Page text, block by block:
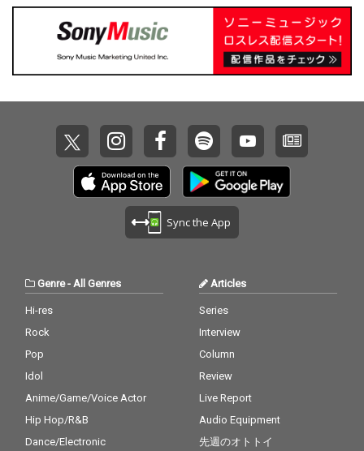
Sync the App
Genre-All Genres
Hi-res
Rock
Pop
Idol
Anime/Game/Voice Actor
Hip Hop/R&B
Dance/Electronic
Articles
Series
Interview
Column
Review
Live Report
Audio Equipment
先週のオトトイ